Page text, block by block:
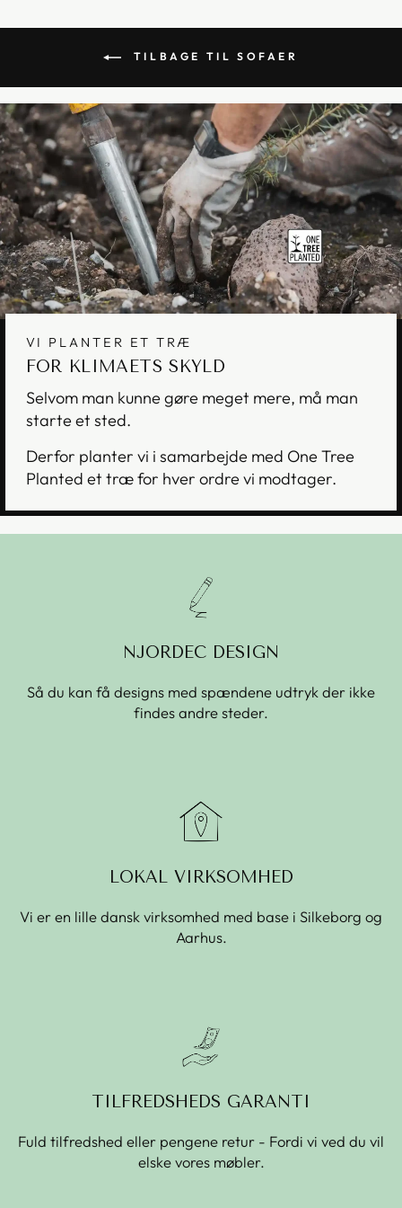
TILBAGE TIL SOFAER
VI PLANTER ET TRÆ
FOR KLIMAETS SKYLD
Selvom man kunne gøre meget mere, må man
starte et sted.
Derfor planter vi i samarbejde med One Tree
Planted et træ for hver ordre vi modtager.
NJORDEC DESIGN
Så du kan få designs med spændene udtryk der ikke
findes andre steder.
LOKAL VIRKSOMHED
Vi er en lille dansk virksomhed med base i Silkeborg og
Aarhus.
TILFREDSHEDS GARANTI
Fuld tilfredshed eller pengene retur - Fordi vi ved du vil
elske vores møbler.